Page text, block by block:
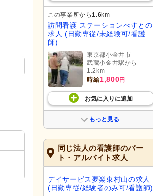
この事業所から1.6km
訪問看護 ステーションべすとの
求人 (日勤専従/未経験可/看護
師)
東京都小金井市
武蔵小金井駅から
1.2km
時給1,800円
お気に入り に追加
もっと見る
同じ法人の看護師のパー
ト・アルバイト求人
デイサービス夢楽東村山の求人
(日勤専従/経験者のみ可/看護師)